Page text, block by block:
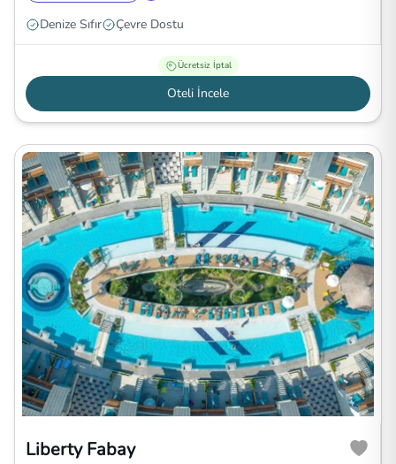
Denize Sıfır Çevre Dostu
Ücretsiz İptal
Oteli İncele
Liberty Fabay